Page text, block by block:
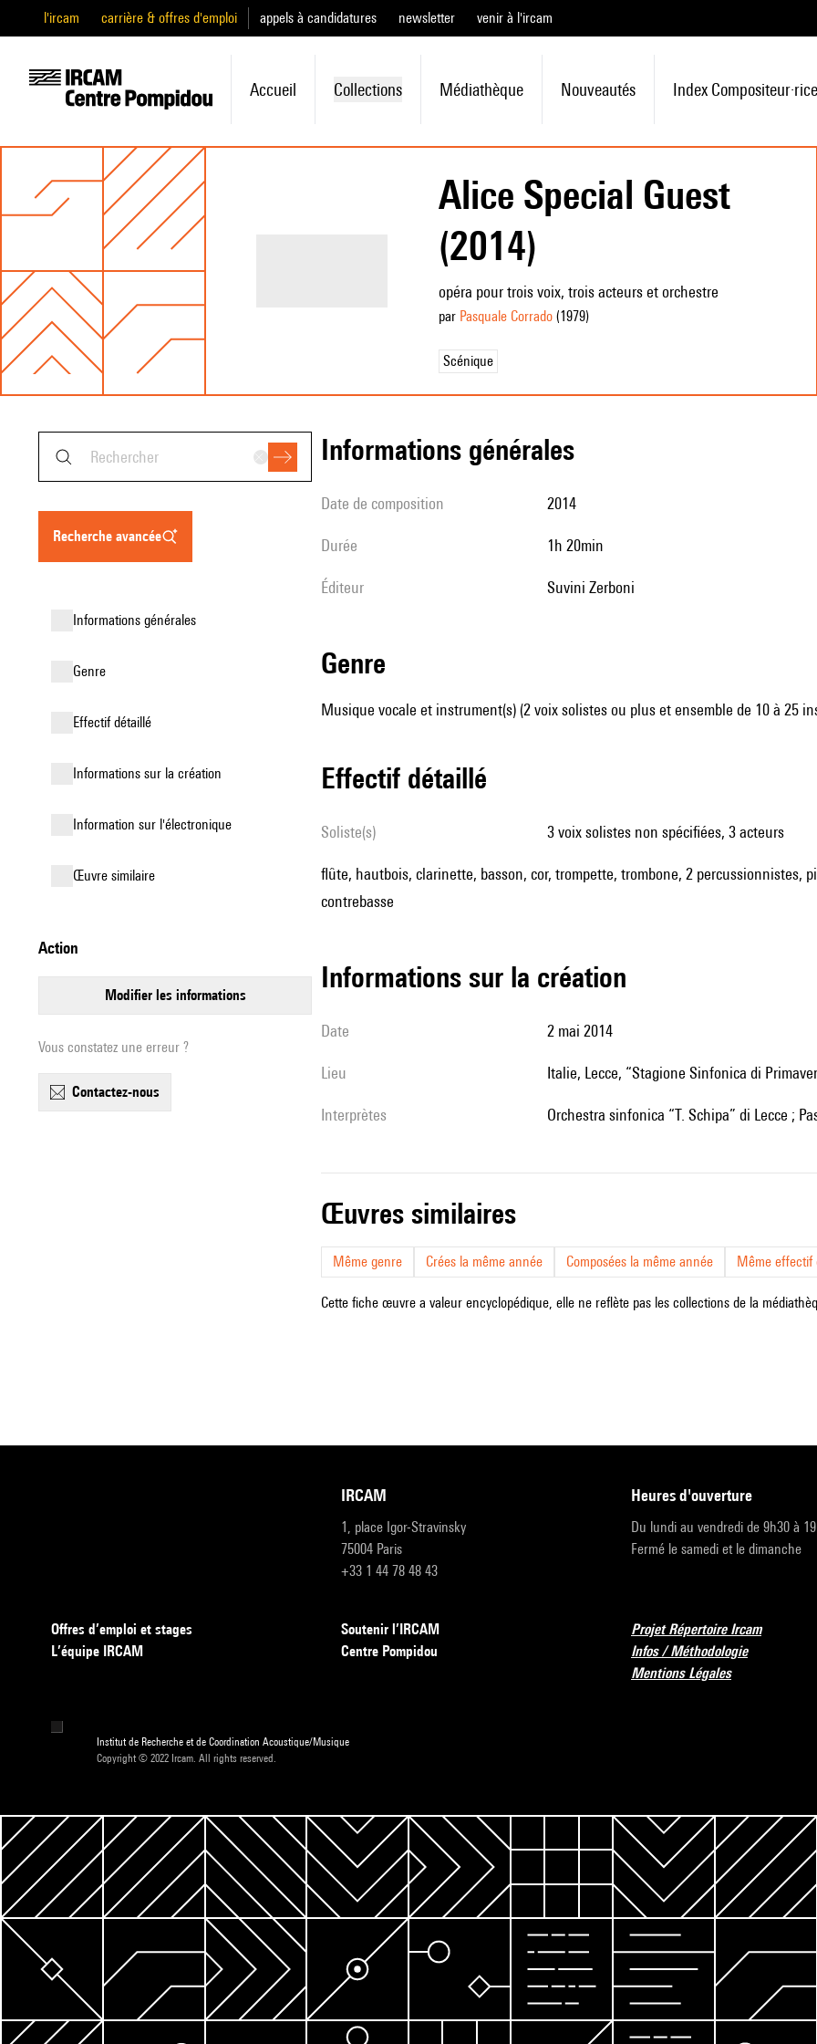
l'ircam carrière & offres d'emploi appels à candidatures newsletter venir à l'ircam
Accueil Collections Médiathèque Nouveautés Index Compositeur·rice
Alice Special Guest
(2014)
opéra pour trois voix, trois acteurs et orchestre
par Pasquale Corrado(1979)
Scénique
recherche avancée
informations générales
genre
effectif détaillé
informations sur la création
Information sur l'électronique
œuvre similaire
action
modifier les informations
Vous constatez une erreur ?
contactez-nous
informations générales
date de composition 2014
durée 1h 20min
éditeur Suvini Zerboni
genre
Musique vocale et instrument(s) (2 voix solistes ou plus et ensemble de 10 à 25
effectif détaillé
Soliste(s) 3 voix solistes non spécifiées, 3 acteurs
flûte, hautbois, clarinette, basson, cor, trompette, trombone, 2 percussionnistes,
contrebasse
informations sur la création
date 2 mai 2014
lieu Italie, Lecce, “Stagione Sinfonica di
interprètes Orchestra sinfonica “T. Schipa” di Lecce ;
œuvres similaires
Même genre Crées la même année Composées la même année Même effectif
Cette fiche œuvre a valeur encyclopédique, elle ne reflète pas les collections de la
IRCAM
1, place Igor-Stravinsky
75004 Paris
+33 1 44 78 48 43
heures d'ouverture
Du lundi au vendredi de 9h30 à
Fermé le samedi et le dimanche
Offres d’emploi et stages
L’équipe IRCAM
Soutenir l’IRCAM
Centre Pompidou
Projet Répertoire Ircam
Infos / Méthodologie
Mentions Légales
Institut de Recherche et de Coordination Acoustique/Musique
Copyright © 2022 Ircam. All rights reserved.